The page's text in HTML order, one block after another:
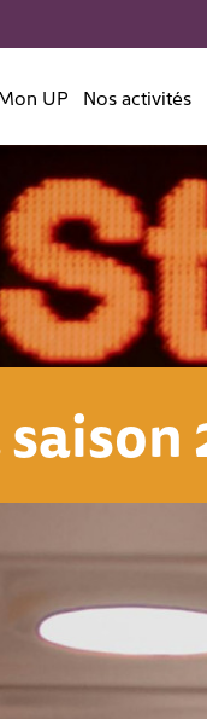
UP Nos activités
ligne